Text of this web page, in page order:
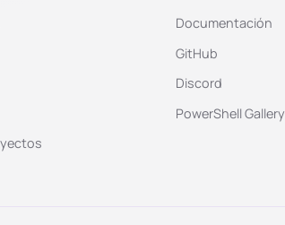
Documentación
GitHub
Discord
PowerShell Gallery